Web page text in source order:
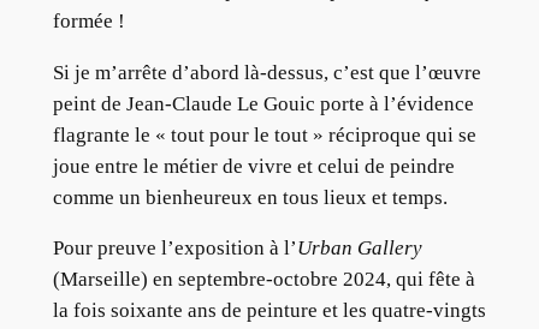
formée !
Si je m’arrête d’abord là-dessus, c’est que l’œuvre
peint de Jean-Claude Le Gouic porte à l’évidence
flagrante le « tout pour le tout » réciproque qui se
joue entre le métier de vivre et celui de peindre
comme un bienheureux en tous lieux et temps.
Pour preuve l’exposition à l’Urban Gallery
(Marseille) en septembre-octobre 2024, qui fête à
la fois soixante ans de peinture et les quatre-vingts